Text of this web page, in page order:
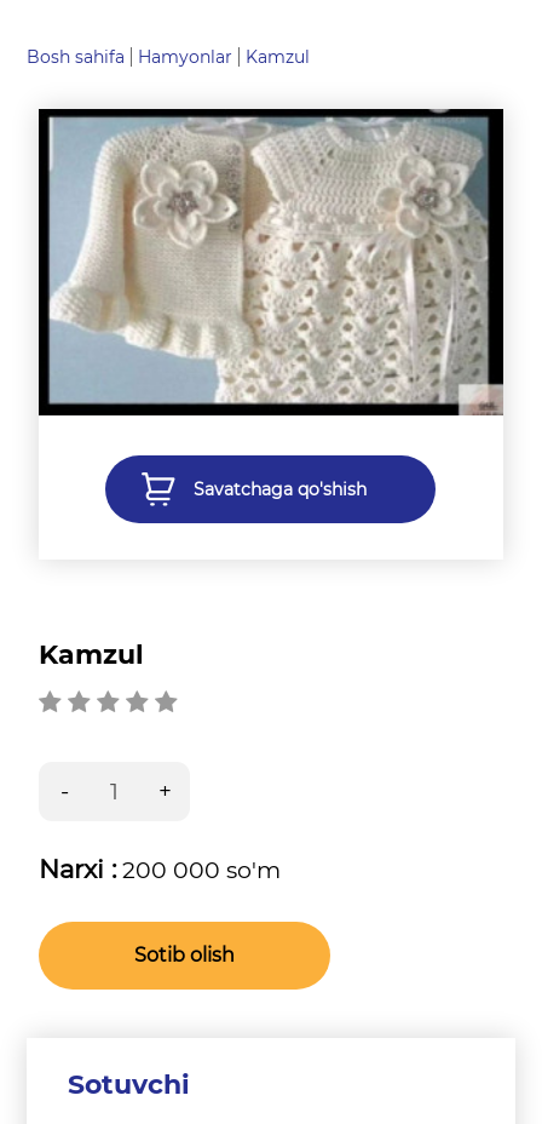
Bosh sahifa Hamyonlar Kamzul
Savatchaga qo'shish
Kamzul
Narxi :200 000 so'm
Sotib olish
Sotuvchi